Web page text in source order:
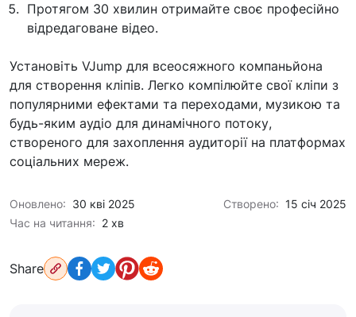
Протягом 30 хвилин отримайте своє професійно
відредаговане відео.
Установіть VJump для всеосяжного компаньйона
для створення кліпів. Легко компілюйте свої кліпи з
популярними ефектами та переходами, музикою та
будь-яким аудіо для динамічного потоку,
створеного для захоплення аудиторії на платформах
соціальних мереж.
Оновлено: 30 кві 2025 Створено: 15 січ 2025
Час на читання: 2 хв
Share